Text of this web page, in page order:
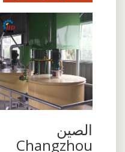
الصين
Changzhou